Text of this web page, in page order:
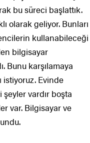
bu süreci başlattık.
olarak geliyor. Bunları
kullanabileceği
bilgisayar
Bunu karşılamaya
istiyoruz. Evinde
vardır boşta
var. Bilgisayar ve